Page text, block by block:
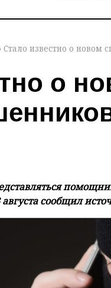
Стало известно о новом
о
августа сообщил